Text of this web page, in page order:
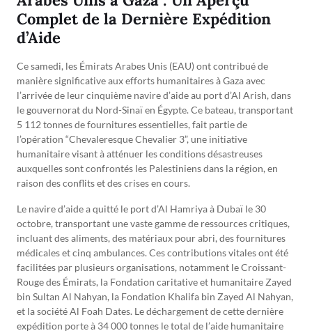
Complet de la Dernière Expédition
d’Aide
Ce samedi, les Émirats Arabes Unis (EAU) ont contribué de
manière significative aux efforts humanitaires à Gaza avec
l’arrivée de leur cinquième navire d’aide au port d’Al Arish, dans
le gouvernorat du Nord-Sinaï en Égypte. Ce bateau, transportant
5 112 tonnes de fournitures essentielles, fait partie de
l’opération “Chevaleresque Chevalier 3”, une initiative
humanitaire visant à atténuer les conditions désastreuses
auxquelles sont confrontés les Palestiniens dans la région, en
raison des conflits et des crises en cours.
Le navire d’aide a quitté le port d’Al Hamriya à Dubaï le 30
octobre, transportant une vaste gamme de ressources critiques,
incluant des aliments, des matériaux pour abri, des fournitures
médicales et cinq ambulances. Ces contributions vitales ont été
facilitées par plusieurs organisations, notamment le Croissant-
Rouge des Émirats, la Fondation caritative et humanitaire Zayed
bin Sultan Al Nahyan, la Fondation Khalifa bin Zayed Al Nahyan,
et la société Al Foah Dates. Le déchargement de cette dernière
expédition porte à 34 000 tonnes le total de l’aide humanitaire